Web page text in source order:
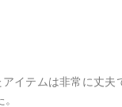
イテムは非常に丈夫